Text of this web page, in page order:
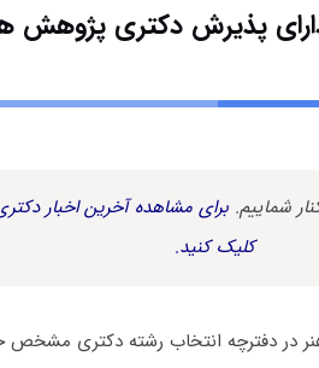
پذیرش دکتری ﭘﮋوﻫﺶ
شماییم. برای مشاهده آخرین اخبار
کلیک کنید.
در دفترچه انتخاب رشته دکتری مشخص